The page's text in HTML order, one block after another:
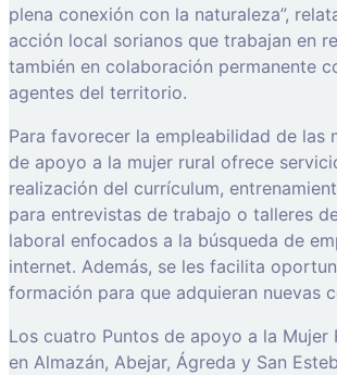
plena conexión con la naturaleza”,
acción local sorianos que trabajan en
también en colaboración permanente
agentes del territorio.
Para favorecer la empleabilidad de las
de apoyo a la mujer rural ofrece
realización del currículum,
para entrevistas de trabajo o talleres
laboral enfocados a la búsqueda de
internet. Además, se les facilita
formación para que adquieran nuevas
Los cuatro Puntos de apoyo a la Mujer
en Almazán, Abejar, Ágreda y San